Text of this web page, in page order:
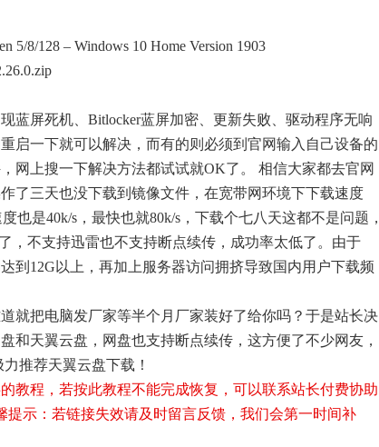
5/8/128 – Windows 10 Home Version 1903
蓝屏死机、Bitlocker蓝屏加密、更新失败、驱动程序无响
启一下就可以解决，而有的则必须到官网输入自己设备的
网上搜一下解决方法都试试就OK了。 相信大家都去官网
了三天也没下载到镜像文件，在宽带网环境下下载速度
也是40k/s，最快也就80k/s，下载个七八天这都不是问题，
，不支持迅雷也不支持断点续传，成功率太低了。由于
到12G以上，再加上服务器访问拥挤导致国内用户下载频
就把电脑发厂家等半个月厂家装好了给你吗？于是站长决
和天翼云盘，网盘也支持断点续传，这方便了不少网友，
推荐天翼云盘下载！
教程，若按此教程不能完成恢复，可以联系站长付费协助
提示：若链接失效请及时留言反馈，我们会第一时间补